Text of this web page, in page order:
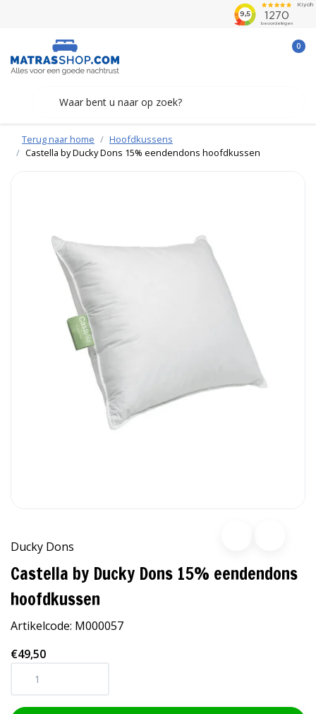
0
Terug naar home
Hoofdkussens
Castella by Ducky Dons 15% eendendons hoofdkussen
Ducky Dons
Castella by Ducky Dons 15% eendendons
hoofdkussen
Artikelcode: M000057
€49,50